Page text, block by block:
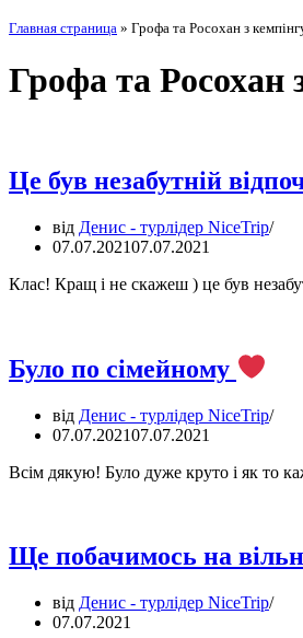
Главная страница » Грофа та Росохан з
Грофа та Росохан
Це був незабутній
від Денис - турлідер NiceTrip
07.07.202107.07.2021
Клас! Кращ і не скажеш ) це був
Було по сімейному
від Денис - турлідер NiceTrip
07.07.202107.07.2021
Всім дякую! Було дуже круто і як то
Ще побачимось на
від Денис - турлідер NiceTrip
07.07.2021